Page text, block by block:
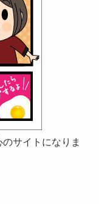
サイトになりま